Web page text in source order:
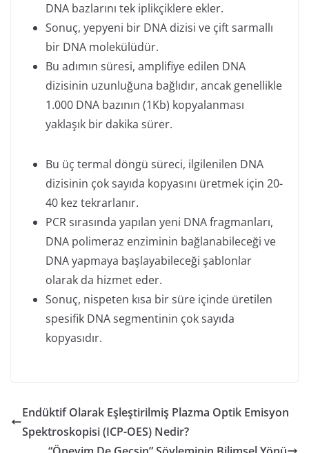
DNA bazlarını tek iplikçiklere ekler.
Sonuç, yepyeni bir DNA dizisi ve çift sarmallı
bir DNA molekülüdür.
Bu adımın süresi, amplifiye edilen DNA
dizisinin uzunluğuna bağlıdır, ancak genellikle
1.000 DNA bazının (1Kb) kopyalanması
yaklaşık bir dakika sürer.
Bu üç termal döngü süreci, ilgilenilen DNA
dizisinin çok sayıda kopyasını üretmek için 20-
40 kez tekrarlanır.
PCR sırasında yapılan yeni DNA fragmanları,
DNA polimeraz enziminin bağlanabileceği ve
DNA yapmaya başlayabileceği şablonlar
olarak da hizmet eder.
Sonuç, nispeten kısa bir süre içinde üretilen
spesifik DNA segmentinin çok sayıda
kopyasıdır.
Endüktif Olarak Eşleştirilmiş Plazma Optik Emisyon
Spektroskopisi (ICP-OES) Nedir?